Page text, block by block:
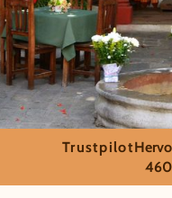
Mexiko
Trustpilot